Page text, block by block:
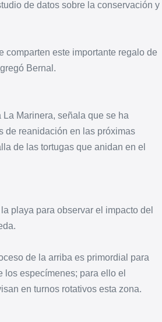
de datos sobre la conservación y
comparten este importante regalo de
Bernal.
Marinera, señala que se ha
de reanidación en las próximas
de las tortugas que anidan en el
playa para observar el impacto del
de la arriba es primordial para
especímenes; para ello el
en turnos rotativos esta zona.